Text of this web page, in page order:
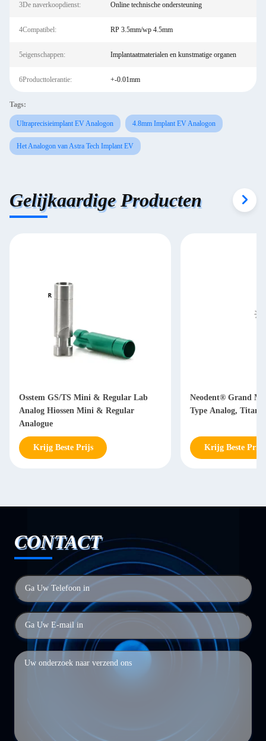
3De naverkoopdienst: Online technische ondersteuning
4Compatibel: RP 3.5mm/wp 4.5mm
5eigenschappen: Implantaatmaterialen en kunstmatige organen
6Producttolerantie: +-0.01mm
Tags:
Ultraprecisieimplant EV Analogon 4.8mm Implant EV Analogon
Het Analogon van Astra Tech Implant EV
Gelijkaardige Producten
Osstem GS/TS Mini & Regular Lab
Analog Hiossen Mini & Regular
Analogue
Krijg Beste Prijs
Neodent® Grand
Type Analog,
Krijg Beste Prijs
CONTACT